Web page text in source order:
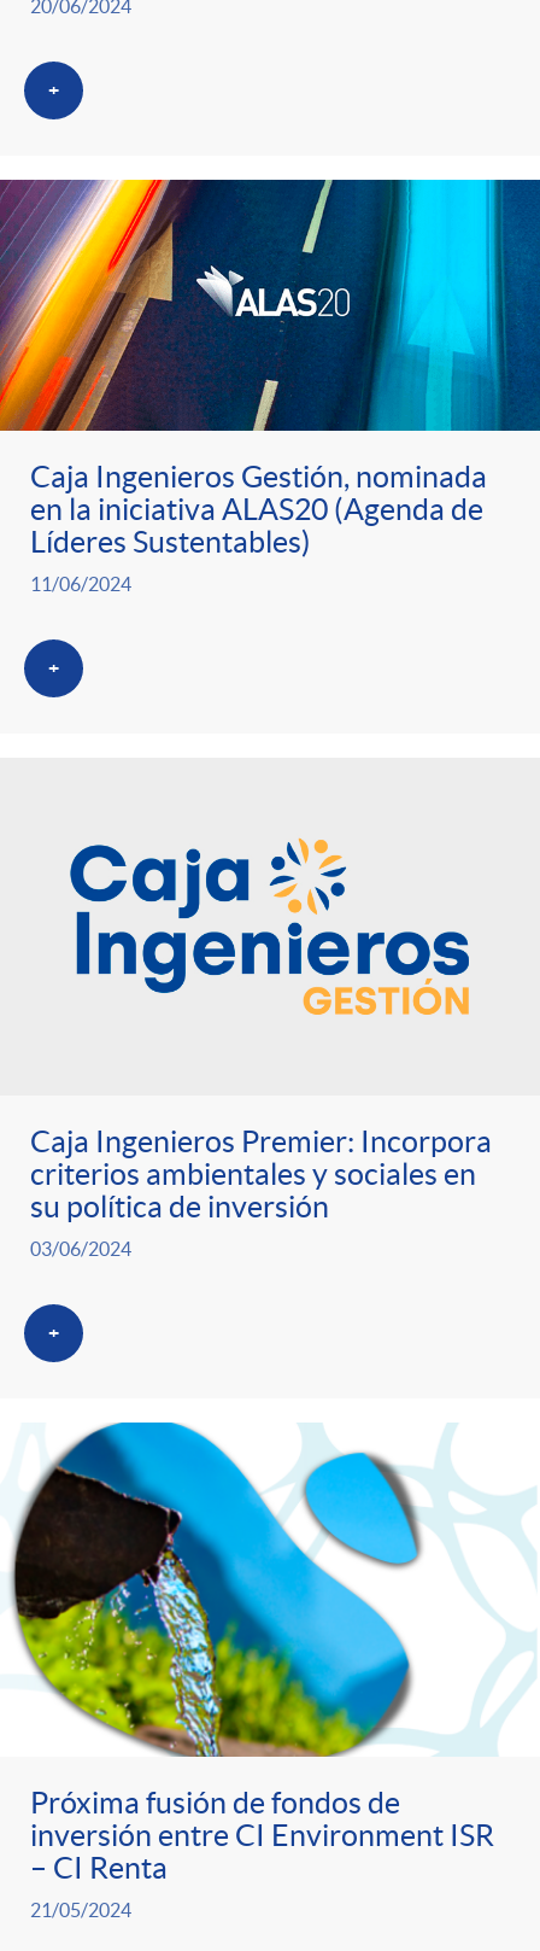
20/06/2024
+
Caja Ingenieros Gestión, nominada
en la iniciativa ALAS20 (Agenda de
Líderes Sustentables)
11/06/2024
+
Caja Ingenieros Premier: Incorpora
criterios ambientales y sociales en
su política de inversión
03/06/2024
+
Próxima fusión de fondos de
inversión entre CI Environment ISR
– CI Renta
21/05/2024